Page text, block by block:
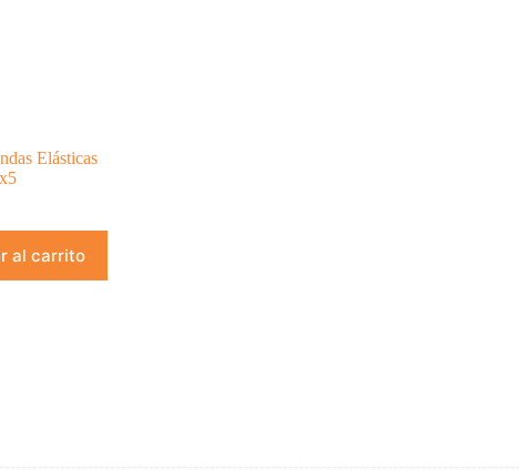
Elásticas
al carrito